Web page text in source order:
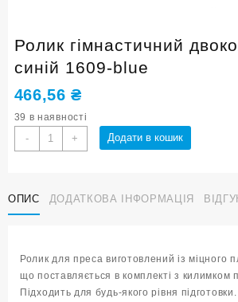
Ролик гімнастичний
синій 1609-blue
466,56₴
39 в наявності
-
Ролик
гімнастичний
1609-
blue
+ Додати в кошик
ОПИС ДОДАТКОВА ІНФОРМАЦІЯ
Ролик для преса виготовлений із міцного
що поставляється в комплекті з килимком
Підходить для будь-якого рівня